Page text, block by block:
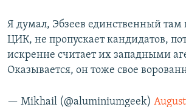
Я думал, Эбзеев единственный
ЦИК, не пропускает кандидатов,
искренне считает их западными
Оказывается, он тоже свое
— Mikhail (@aluminiumgeek)